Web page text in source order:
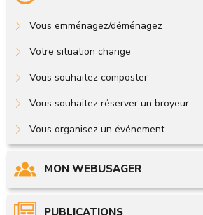
Vous emménagez/déménagez
Votre situation change
Vous souhaitez composter
Vous souhaitez réserver un broyeur
Vous organisez un événement
MON WEBUSAGER
PUBLICATIONS